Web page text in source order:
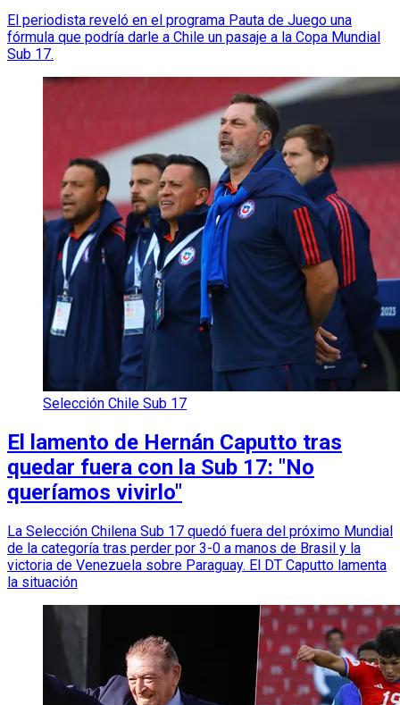
El periodista reveló en el programa Pauta de Juego una
fórmula que podría darle a Chile un pasaje a la Copa Mundial
Sub 17.
Selección Chile Sub 17
El lamento de Hernán Caputto tras
quedar fuera con la Sub 17: "No
queríamos vivirlo"
La Selección Chilena Sub 17 quedó fuera del próximo Mundial
de la categoría tras perder por 3-0 a manos de Brasil y la
victoria de Venezuela sobre Paraguay. El DT Caputto lamenta
la situación